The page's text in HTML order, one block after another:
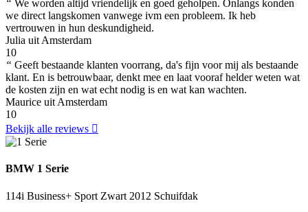
“ We worden altijd vriendelijk en goed geholpen. Onlangs konden
we direct langskomen vanwege ivm een probleem. Ik heb
vertrouwen in hun deskundigheid.
Julia uit Amsterdam
10
“ Geeft bestaande klanten voorrang, da's fijn voor mij als bestaande
klant. En is betrouwbaar, denkt mee en laat vooraf helder weten wat
de kosten zijn en wat echt nodig is en wat kan wachten.
Maurice uit Amsterdam
10
Bekijk alle reviews
BMW 1 Serie
114i Business+ Sport Zwart 2012 Schuifdak